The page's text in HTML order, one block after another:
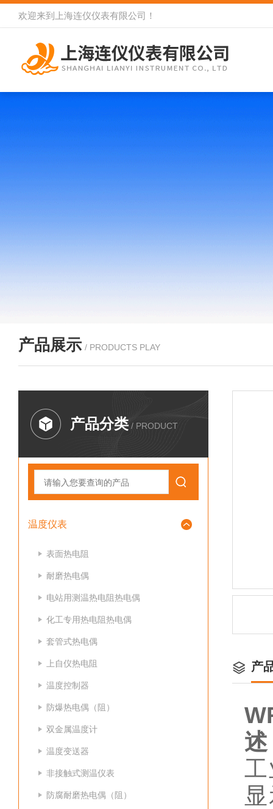
欢迎来到 上海连仪仪表有限公司 ！
产品展示 / PRODUCTS PLAY
产品分类 / PRODUCT
温度仪表
表面热电阻
耐磨热电偶
电站用测温热电阻热电偶
化工专用热电阻热电偶
套管式热电偶
上自仪热电阻
温度控制器
防爆热电偶（阻）
双金属温度计
温度变送器
非接触式测温仪表
防腐耐磨热电偶（阻）
产
述